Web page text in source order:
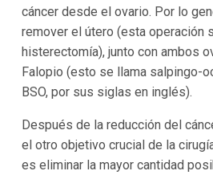
cáncer desde el ovario. Por lo
remover el útero (esta operación
histerectomía), junto con ambos
Falopio (esto se llama salpingo-
BSO, por sus siglas en inglés).
Después de la reducción del
el otro objetivo crucial de la
es eliminar la mayor cantidad